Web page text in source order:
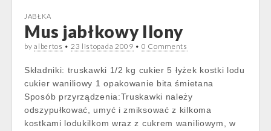
JABŁKA
Mus jabłkowy Ilony
byalbertos • 23 listopada 2009 • 0 Comments
Składniki: truskawki 1/2 kg cukier 5 łyżek kostki lodu
cukier waniliowy 1 opakowanie bita śmietana
Sposób przyrządzenia:Truskawki należy
odszypułkować, umyć i zmiksować z kilkoma
kostkami lodukilkom wraz z cukrem waniliowym, w